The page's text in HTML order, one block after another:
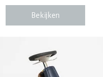
Bekijken